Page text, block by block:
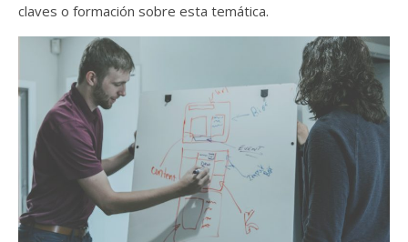
claves o formación sobre esta temática.